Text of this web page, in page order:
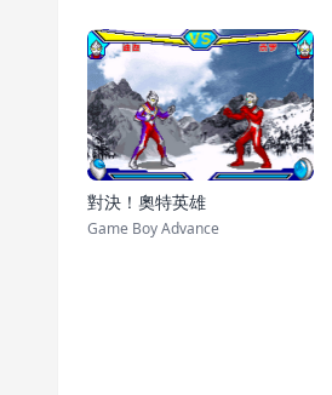
對決！奧特英雄
Game Boy Advance